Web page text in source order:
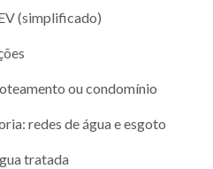
(simplificado)
ou condomínio
redes de água e esgoto
tratada